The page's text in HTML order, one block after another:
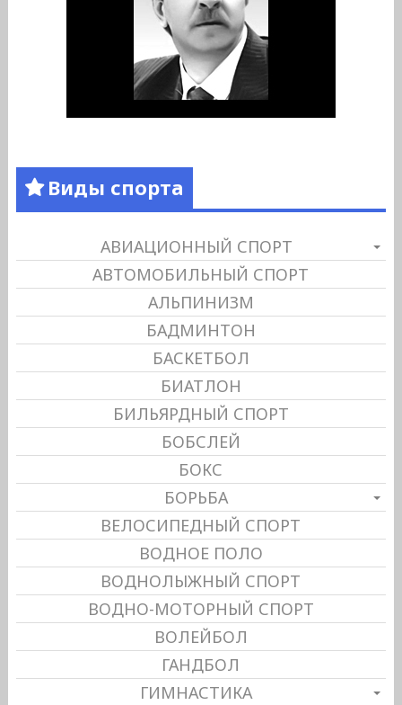
Виды спорта
АВИАЦИОННЫЙ СПОРТ
АВТОМОБИЛЬНЫЙ СПОРТ
АЛЬПИНИЗМ
БАДМИНТОН
БАСКЕТБОЛ
БИАТЛОН
БИЛЬЯРДНЫЙ СПОРТ
БОБСЛЕЙ
БОКС
БОРЬБА
ВЕЛОСИПЕДНЫЙ СПОРТ
ВОДНОЕ ПОЛО
ВОДНОЛЫЖНЫЙ СПОРТ
ВОДНО-МОТОРНЫЙ СПОРТ
ВОЛЕЙБОЛ
ГАНДБОЛ
ГИМНАСТИКА